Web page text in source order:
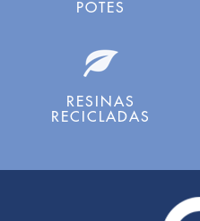
POTES
RESINAS
RECICLADAS